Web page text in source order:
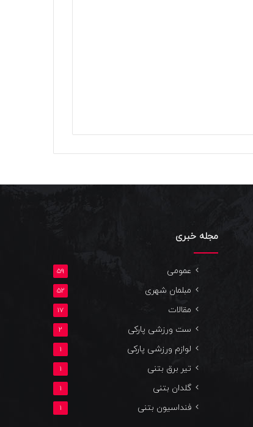
مجله خبری
عمومی 59
مبلمان شهری 52
مقالات 17
ست ورزشی پارکی 2
لوازم ورزشی پارکی 1
تیر برق بتنی 1
گلدان بتنی 1
فنداسیون بتنی 1